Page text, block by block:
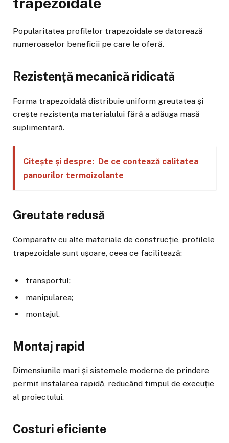
Popularitatea profilelor trapezoidale se datorează
numeroaselor beneficii pe care le oferă.
Rezistență mecanică ridicată
Forma trapezoidală distribuie uniform greutatea și
crește rezistența materialului fără a adăuga masă
suplimentară.
Citește și despre: De ce contează calitatea
panourilor termoizolante
Greutate redusă
Comparativ cu alte materiale de construcție, profilele
trapezoidale sunt ușoare, ceea ce facilitează:
transportul;
manipularea;
montajul.
Montaj rapid
Dimensiunile mari și sistemele moderne de prindere
permit instalarea rapidă, reducând timpul de execuție
al proiectului.
Costuri eficiente